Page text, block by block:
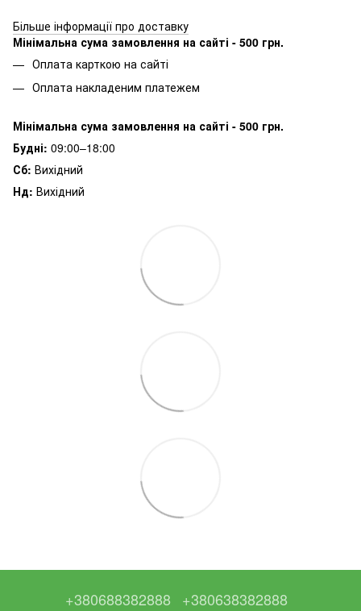
Більше інформації про доставку
Мінімальна сума замовлення на сайті - 500 грн.
Оплата карткою на сайті
Оплата накладеним платежем
Мінімальна сума замовлення на сайті - 500 грн.
Будні: 09:00–18:00
Сб: Вихідний
Нд: Вихідний
+380688382888 +380638382888